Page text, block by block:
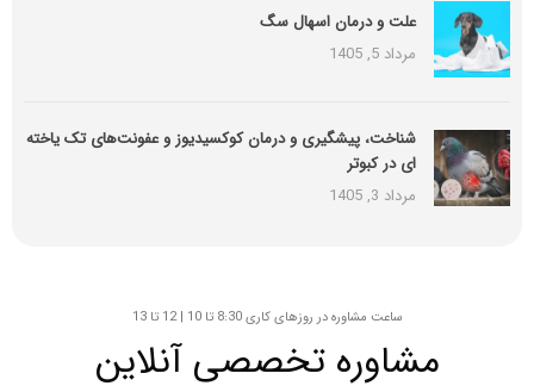
علت و درمان اسهال سگ
مرداد 5, 1405
شناخت، پیشگیری و درمان کوکسیدیوز و عفونت‌های تک یاخته
ای در کبوتر
مرداد 3, 1405
ساعت مشاوره در روزهای کاری 8:30 تا 10 | 12 تا 13
مشاوره تخصصی آنلاین